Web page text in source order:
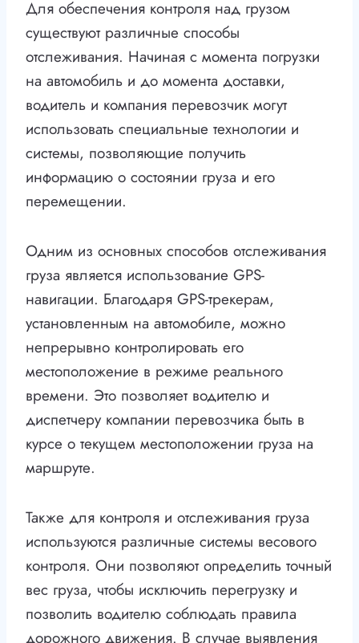
Для обеспечения контроля над грузом
существуют различные способы
отслеживания. Начиная с момента погрузки
на автомобиль и до момента доставки,
водитель и компания перевозчик могут
использовать специальные технологии и
системы, позволяющие получить
информацию о состоянии груза и его
перемещении.
Одним из основных способов отслеживания
груза является использование GPS-
навигации. Благодаря GPS-трекерам,
установленным на автомобиле, можно
непрерывно контролировать его
местоположение в режиме реального
времени. Это позволяет водителю и
диспетчеру компании перевозчика быть в
курсе о текущем местоположении груза на
маршруте.
Также для контроля и отслеживания груза
используются различные системы весового
контроля. Они позволяют определить точный
вес груза, чтобы исключить перегрузку и
позволить водителю соблюдать правила
дорожного движения. В случае выявления